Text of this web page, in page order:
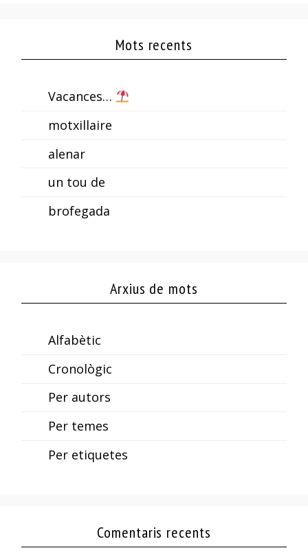
Mots recents
Vacances…
motxillaire
alenar
un tou de
brofegada
Arxius de mots
Alfabètic
Cronològic
Per autors
Per temes
Per etiquetes
Comentaris recents